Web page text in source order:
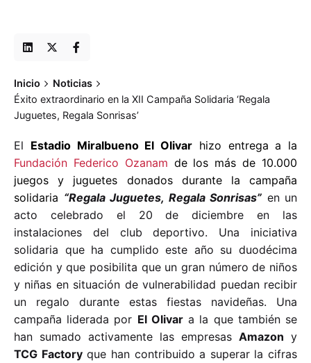
Inicio
Noticias
Éxito extraordinario en la XII Campaña Solidaria ‘Regala
Juguetes, Regala Sonrisas’
El Estadio Miralbueno El Olivar hizo entrega a la
Fundación Federico Ozanam de los más de 10.000
juegos y juguetes donados durante la campaña
solidaria “Regala Juguetes, Regala Sonrisas” en un
acto celebrado el 20 de diciembre en las
instalaciones del club deportivo. Una iniciativa
solidaria que ha cumplido este año su duodécima
edición y que posibilita que un gran número de niños
y niñas en situación de vulnerabilidad puedan recibir
un regalo durante estas fiestas navideñas. Una
campaña liderada por El Olivara la que también se
han sumado activamente las empresas Amazon y
TCG Factoryque han contribuido a superar la cifras